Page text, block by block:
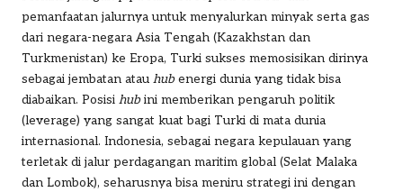
pemanfaatan jalurnya untuk menyalurkan minyak serta gas
dari negara-negara Asia Tengah (Kazakhstan dan
Turkmenistan) ke Eropa, Turki sukses memosisikan dirinya
sebagai jembatan atau hubenergi dunia yang tidak bisa
diabaikan. Posisi hubini memberikan pengaruh politik
(leverage) yang sangat kuat bagi Turki di mata dunia
internasional. Indonesia, sebagai negara kepulauan yang
terletak di jalur perdagangan maritim global (Selat Malaka
dan Lombok), seharusnya bisa meniru strategi ini dengan